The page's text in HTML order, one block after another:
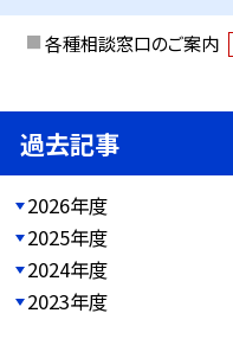
各種相談窓口のご案内
過去記事
2026年度
2025年度
2024年度
2023年度